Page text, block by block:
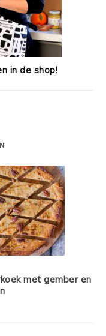
in de shop!
met gember en